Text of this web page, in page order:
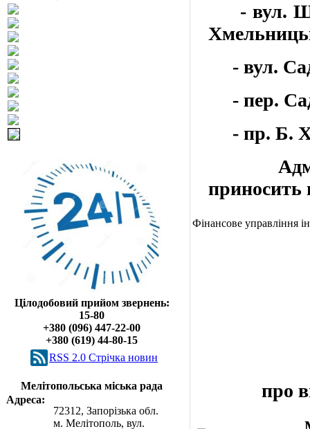
Цілодобовий прийом звернень:
15-80
+380 (096) 447-22-00
+380 (619) 44-80-15
RSS 2.0 Cтрічка новин
Мелітопольська міська рада
Адреса:
72312, Запорізька обл.
м. Мелітополь, вул.
- вул.
- вул.
- пер.
- пр. Б.
приносить
Фінансове управління
про